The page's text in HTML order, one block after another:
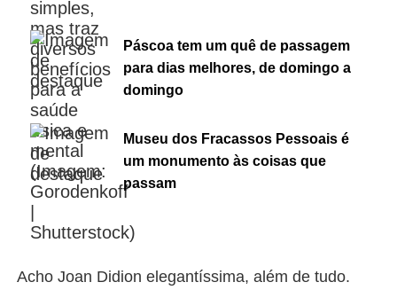
Páscoa tem um quê de passagem
para dias melhores, de domingo a
domingo
Museu dos Fracassos Pessoais é
um monumento às coisas que
passam
Acho Joan Didion elegantíssima, além de tudo.